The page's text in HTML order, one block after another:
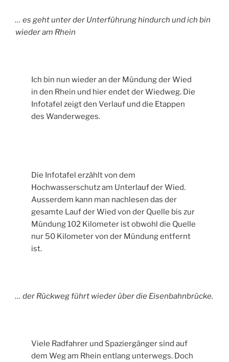
… es geht unter der Unterführung hindurch und ich bin
wieder am Rhein
Ich bin nun wieder an der Mündung der Wied
in den Rhein und hier endet der Wiedweg. Die
Infotafel zeigt den Verlauf und die Etappen
des Wanderweges.
Die Infotafel erzählt von dem
Hochwasserschutz am Unterlauf der Wied.
Ausserdem kann man nachlesen das der
gesamte Lauf der Wied von der Quelle bis zur
Mündung 102 Kilometer ist obwohl die Quelle
nur 50 Kilometer von der Mündung entfernt
ist.
… der Rückweg führt wieder über die Eisenbahnbrücke.
Viele Radfahrer und Spaziergänger sind auf
dem Weg am Rhein entlang unterwegs. Doch